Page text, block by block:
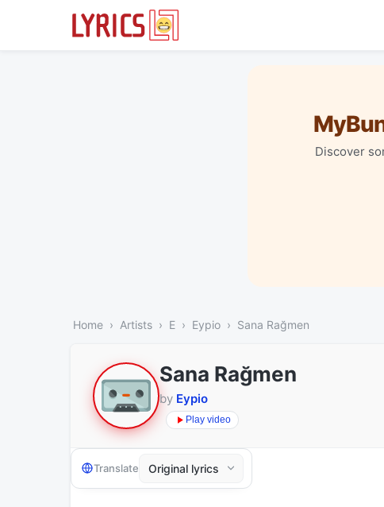
Discover
Home Artists E Eypio Sana Rağmen
Sana Rağmen
by Eypio
Play video
Translate